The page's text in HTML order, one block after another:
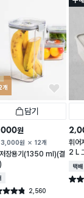
개
담기
원
3,000원 12개
장용기(1350 ml)(결
송
점 2,560
건 작성
휘어
2 L
택배
별점